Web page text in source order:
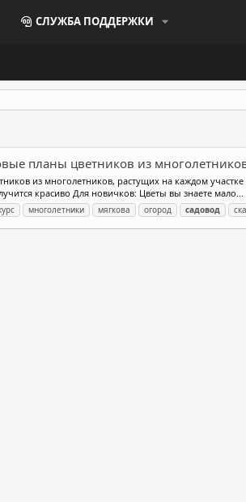
СЛУЖБА ПОДДЕРЖКИ
планы цветников из
из многолетников, растущих на каждом
красиво Для новичков: Цветы вы знаете мало...
многолетники мягкова огород садовод